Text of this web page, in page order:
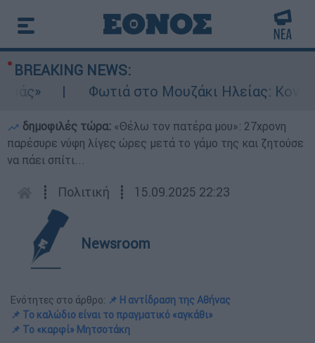
BREAKING NEWS:
Φωτιά στο Μουζάκι Ηλείας: Κοντά
δημοφιλές τώρα: «Θέλω τον πατέρα μου»: 27χρονη
παρέσυρε νύφη λίγες ώρες μετά το γάμο της και ζητούσε
να πάει σπίτι...
┋ Πολιτική ┋ 15.09.2025 22:23
Newsroom
Ενότητες στο άρθρο: 📌 Η αντίδραση της Αθήνας
📌 Το καλώδιο είναι το πραγματικό «αγκάθι»
📌 Το «καρφί» Μητσοτάκη